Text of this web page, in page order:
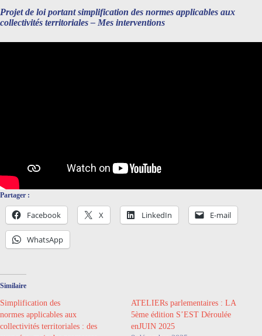
Projet de loi portant simplification des normes applicables aux
collectivités territoriales – Mes interventions
Partager :
Facebook X LinkedIn E-mail
WhatsApp
Similaire
Simplification des
normes applicables aux
collectivités territoriales : des
ATELIERs parlementaires : LA
5ème édition S’EST Déroulée
enJUIN 2025